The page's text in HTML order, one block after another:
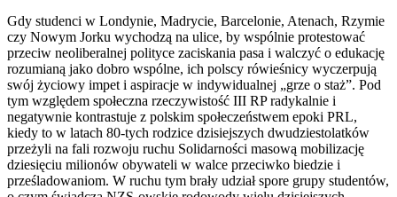
Gdy studenci w Londynie, Madrycie, Barcelonie, Atenach, Rzymie
czy Nowym Jorku wychodzą na ulice, by wspólnie protestować
przeciw neoliberalnej polityce zaciskania pasa i walczyć o edukację
rozumianą jako dobro wspólne, ich polscy rówieśnicy wyczerpują
swój życiowy impet i aspiracje w indywidualnej „grze o staż”. Pod
tym względem społeczna rzeczywistość III RP radykalnie i
negatywnie kontrastuje z polskim społeczeństwem epoki PRL,
kiedy to w latach 80-tych rodzice dzisiejszych dwudziestolatków
przeżyli na fali rozwoju ruchu Solidarności masową mobilizację
dziesięciu milionów obywateli w walce przeciwko biedzie i
prześladowaniom. W ruchu tym brały udział spore grupy studentów,